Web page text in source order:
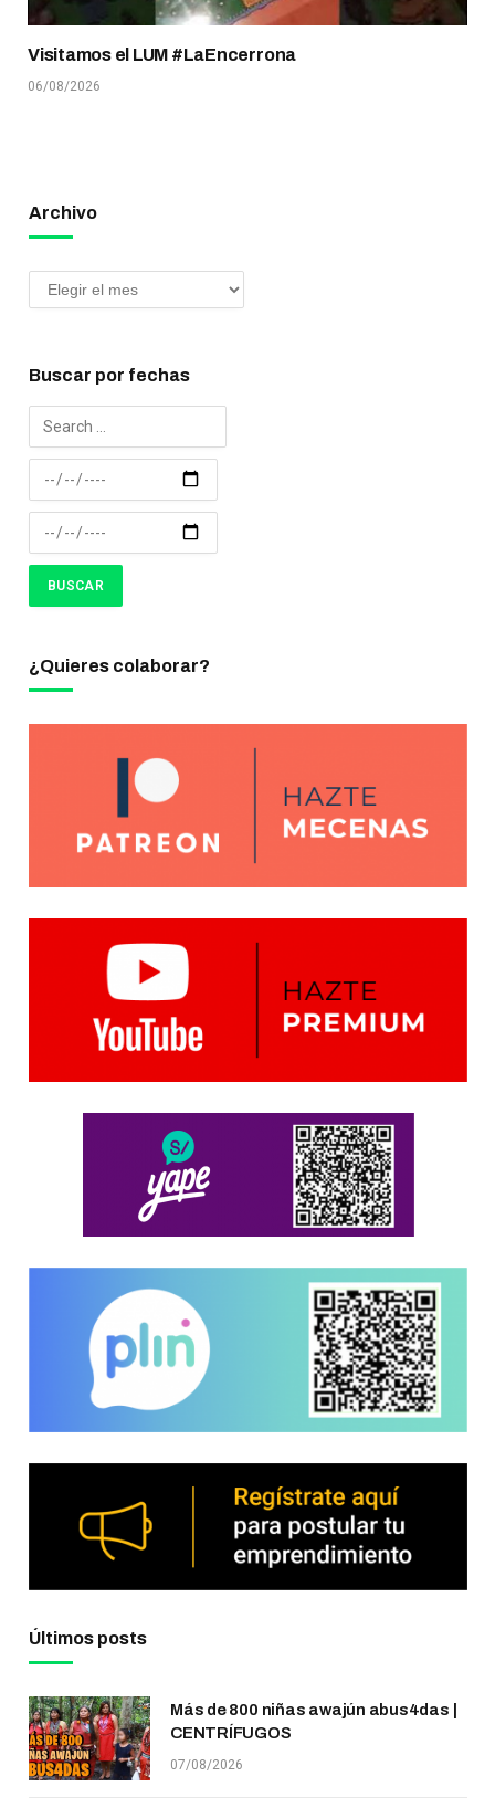
Visitamos el LUM #LaEncerrona
06/08/2026
Archivo
Buscar por fechas
¿Quieres colaborar?
Últimos posts
Más de 800 niñas awajún abus4das |
CENTRÍFUGOS
07/08/2026